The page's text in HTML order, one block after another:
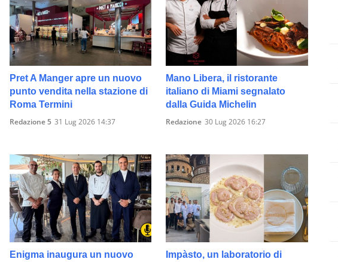
Pret A Manger apre un nuovo
punto vendita nella stazione di
Roma Termini
Redazione 5 31 Lug 2026 14:37
Mano Libera, il ristorante
italiano di Miami segnalato
dalla Guida Michelin
Redazione 30 Lug 2026 16:27
Enigma inaugura un nuovo
Impàsto, un laboratorio di